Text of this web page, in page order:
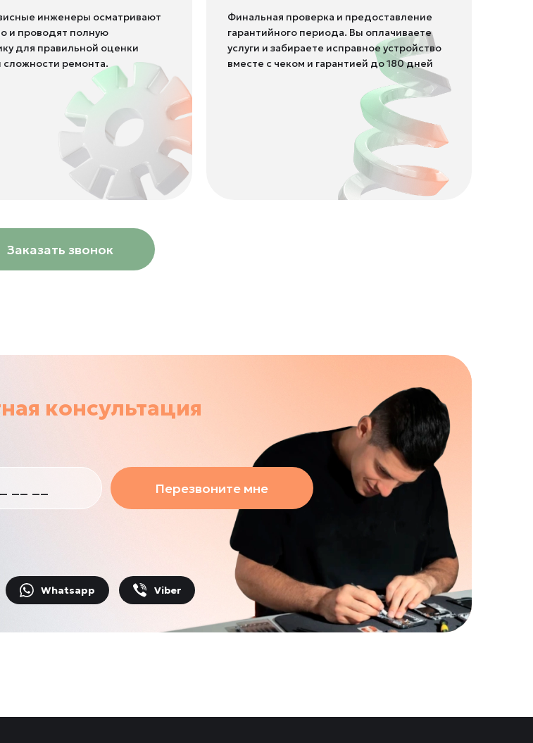
инженеры осматривают
и проводят полную
для правильной оценки
сложности ремонта.
Финальная проверка и предоставление
гарантийного периода. Вы оплачиваете
услуги и забираете исправное устройство
вместе с чеком и гарантией до 180 дней
Заказать звонок
консультация
Перезвоните мне
Whatsapp Viber